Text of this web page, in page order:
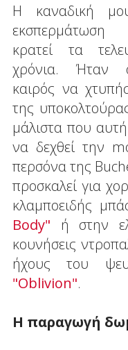
Η καναδική
εκσπερμάτωση
κρατεί τα
χρόνια. Ήταν
καιρός να
της
μάλιστα που
να δεχθεί την
περσόνα της
προσκαλεί για
κλαμποειδής
Body" ή στην
κουνήσεις
ήχους του
"Οblivion".
Η παραγωγή